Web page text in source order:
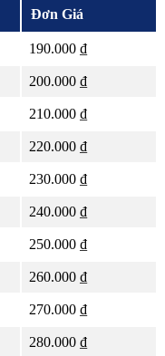
Đơn Giá
190.000 ₫
200.000 ₫
210.000 ₫
220.000 ₫
230.000 ₫
240.000 ₫
250.000 ₫
260.000 ₫
270.000 ₫
280.000 ₫